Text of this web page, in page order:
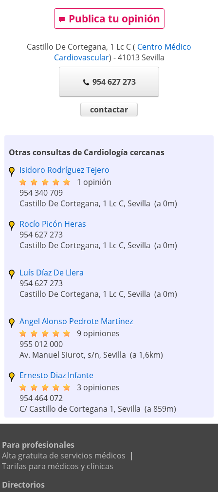
Publica tu opinión
Castillo De Cortegana, 1 Lc C( Centro Médico
Cardiovascular) -41013 Sevilla
954 627 273
contactar
Otras consultas de Cardiología cercanas
Isidoro Rodríguez Tejero
1 opinión
954 340 709
Castillo De Cortegana, 1 Lc C, Sevilla (a 0m)
Rocío Picón Heras
954 627 273
Castillo De Cortegana, 1 Lc C, Sevilla (a 0m)
Luís Díaz De Llera
954 627 273
Castillo De Cortegana, 1 Lc C, Sevilla (a 0m)
Angel Alonso Pedrote Martínez
9 opiniones
955 012 000
Av. Manuel Siurot, s/n, Sevilla (a 1,6km)
Ernesto Diaz Infante
3 opiniones
954 464 072
C/ Castillo de Cortegana 1, Sevilla (a 859m)
955 040 363
Avda de la Palmera, 2, Sevilla
(a 2,3km)
Centro de Rehabilitación Cardiaca Fisiocard
Para profesionales
Alta gratuita de servicios médicos |
Tarifas para médicos y clínicas
Directorios